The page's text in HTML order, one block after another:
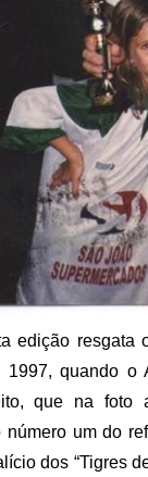
edição resgata
quando o
que na
um do
dos “Tigres